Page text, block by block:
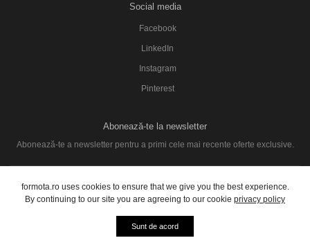
Social media
Facebook
LinkedIn
Instagram
Pinterest
Abonează-te la newsletter
Abonează-te a newsletter pentru a primi cele mai recente oferte exclusive.
© 2026 formota. Toate drepturile rezervate.
formota.ro uses cookies to ensure that we give you the best experience.
By continuing to our site you are agreeing to our cookie privacy policy
Sunt de acord